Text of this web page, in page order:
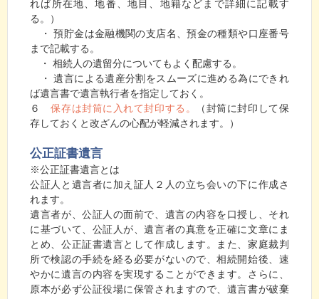
れば所在地、地番、地目、地籍などまで詳細に記載す
る。）
・ 預貯金は金融機関の支店名、預金の種類や口座番号
まで記載する。
・ 相続人の遺留分についてもよく配慮する。
・ 遺言による遺産分割をスムーズに進める為にできれ
ば遺言書で遺言執行者を指定しておく。
６保存は封筒に入れて封印する。
（封筒に封印して保
存しておくと改ざんの心配が軽減されます。）
公正証書遺言
※公正証書遺言とは
公証人と遺言者に加え証人２人の立ち会いの下に作成さ
れます。
遺言者が、公証人の面前で、遺言の内容を口授し、それ
に基づいて、公証人が、遺言者の真意を正確に文章にま
とめ、公正証書遺言として作成します。また、家庭裁判
所で検認の手続を経る必要がないので、相続開始後、速
やかに遺言の内容を実現することができます。さらに、
原本が必ず公証役場に保管されますので、遺言書が破棄